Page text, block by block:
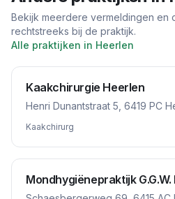
Bekijk meerdere vermeldingen en
rechtstreeks bij de praktijk.
Alle praktijken in Heerlen
Kaakchirurgie Heerlen
Henri Dunantstraat 5, 6419 PC
Kaakchirurg
Mondhygiënepraktijk G.G.W.